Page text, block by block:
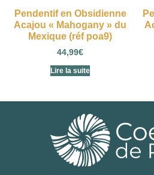
Pendentif en Obsidienne
Acajou « Mahogany » du
Mexique (réf poa9)
44,99€
Lire la suite